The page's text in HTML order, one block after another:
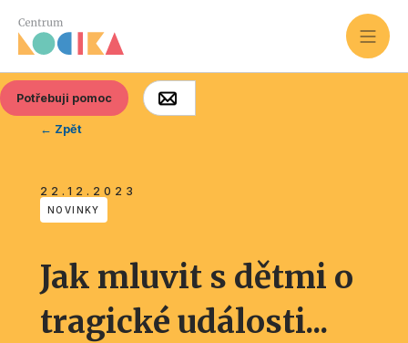
Potřebuji pomoc
← Zpět
22.12.2023
NOVINKY
Jak mluvit s dětmi o
tragické události...